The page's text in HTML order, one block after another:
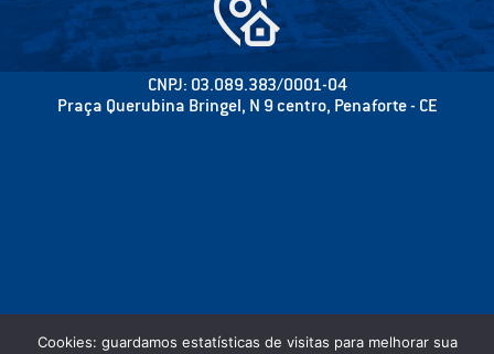
CNPJ: 03.089.383/0001-04
Praça Querubina Bringel, N 9 centro, Penaforte - CE
Cookies: guardamos estatísticas de visitas para melhorar sua